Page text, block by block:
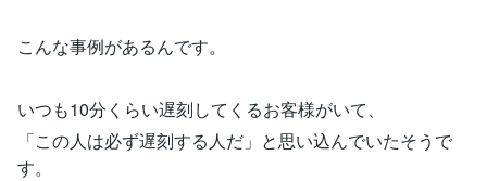
こんな事例があるんです。
いつも10分くらい遅刻してくるお客様がいて、
「この人は必ず遅刻する人だ」と思い込んでいたそうで
す。